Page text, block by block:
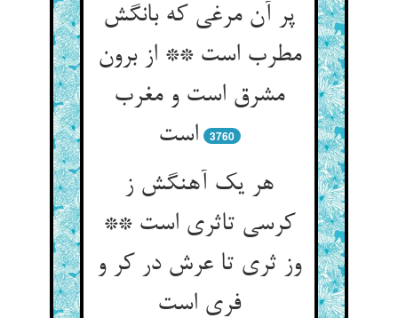
پر آن مرغی که بانگش
مطرب است ** از برون
مشرق است و مغرب
است‏
3760
هر یک آهنگش ز
کرسی تاثری است **
وز ثری تا عرش در کر و
فری است‏